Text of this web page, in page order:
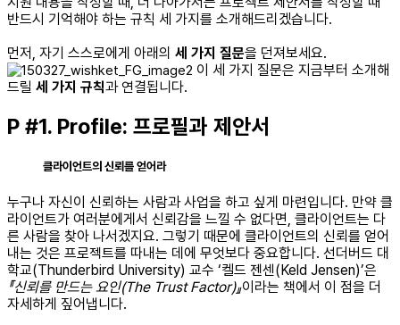
반드시 기억해야 하는 규칙 세 가지를 소개해드리겠습니다.
먼저, 자기 스스로에게 아래의 세 가지 질문을 던져보세요.
이 세 가지 질문은 지금부터 소개해
드릴 세 가지 규칙과 연결됩니다.
P #1. Profile: 프로필과 제안서
클라이언트의 신뢰를 얻어라
누구나 자신이 신뢰하는 사람과 사업을 하고 싶게 마련입니다. 만약 클
라이언트가 여러분에게서 신뢰감을 느낄 수 없다면, 클라이언트는 다
른 사람을 찾아 나서겠지요. 그렇기 때문에 클라이언트의 신뢰를 얻어
내는 것은 프로젝트를 따내는 데에 무엇보다 중요합니다. 선더버드 대
학교(Thunderbird University) 교수 ‘켈드 젠센(Keld Jensen)’은
『신뢰를 만드는 요인(The Trust Factor)』이라는 책에서 이 점을 더
자세하게 짚어냅니다.